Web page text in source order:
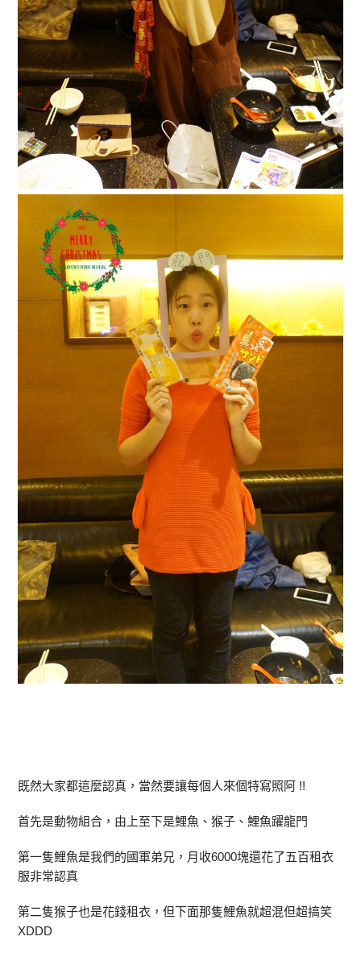
既然大家都這麼認真，當然要讓每個人來個特寫照阿 !!
首先是動物組合，由上至下是鯉魚、猴子、鯉魚躍龍門
第一隻鯉魚是我們的國軍弟兄，月收6000塊還花了五百租衣
服非常認真
第二隻猴子也是花錢租衣，但下面那隻鯉魚就超混但超搞笑
XDDD